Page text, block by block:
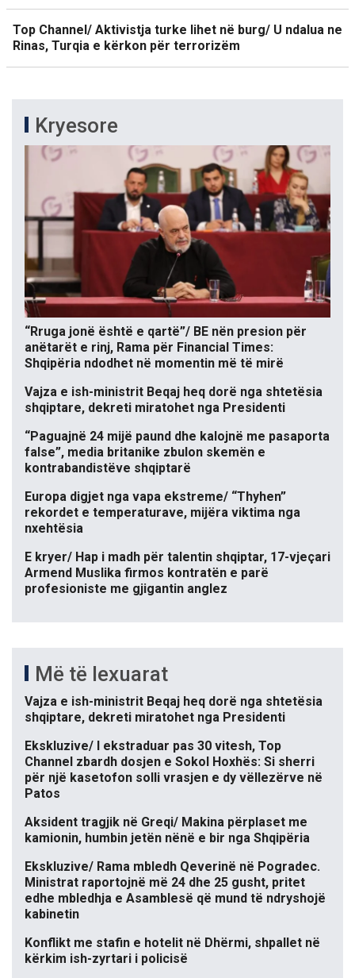
Top Channel/ Aktivistja turke lihet në burg/ U ndalua ne
Rinas, Turqia e kërkon për terrorizëm
Kryesore
“Rruga jonë është e qartë”/ BE nën presion për
anëtarët e rinj, Rama për Financial Times:
Shqipëria ndodhet në momentin më të mirë
Vajza e ish-ministrit Beqaj heq dorë nga shtetësia
shqiptare, dekreti miratohet nga Presidenti
“Paguajnë 24 mijë paund dhe kalojnë me pasaporta
false”, media britanike zbulon skemën e
kontrabandistëve shqiptarë
Europa digjet nga vapa ekstreme/ “Thyhen”
rekordet e temperaturave, mijëra viktima nga
nxehtësia
E kryer/ Hap i madh për talentin shqiptar, 17-vjeçari
Armend Muslika firmos kontratën e parë
profesioniste me gjigantin anglez
Më të lexuarat
Vajza e ish-ministrit Beqaj heq dorë nga shtetësia
shqiptare, dekreti miratohet nga Presidenti
Ekskluzive/ I ekstraduar pas 30 vitesh, Top
Channel zbardh dosjen e Sokol Hoxhës: Si sherri
për një kasetofon solli vrasjen e dy vëllezërve në
Patos
Aksident tragjik në Greqi/ Makina përplaset me
kamionin, humbin jetën nënë e bir nga Shqipëria
Ekskluzive/ Rama mbledh Qeverinë në Pogradec.
Ministrat raportojnë më 24 dhe 25 gusht, pritet
edhe mbledhja e Asamblesë që mund të ndryshojë
kabinetin
Konflikt me stafin e hotelit në Dhërmi, shpallet në
kërkim ish-zyrtari i policisë